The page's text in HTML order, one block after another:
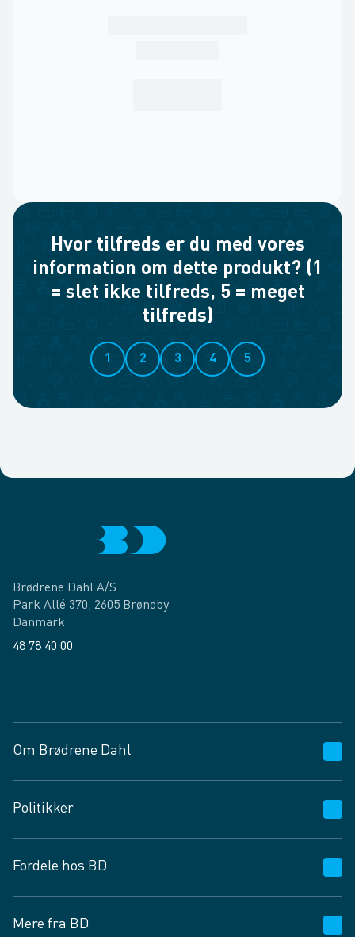
Hvor tilfreds er du med vores
information om dette produkt? (1
= slet ikke tilfreds, 5 = meget
tilfreds)
1 2 3 4 5
Brødrene Dahl A/S
Park Allé 370, 2605 Brøndby
Danmark
48 78 40 00
Om Brødrene Dahl
Vagttelefon 30 10 89 89
Spørgsmål og svar
Job og karriere
Fødevarekontrolrapport
Politikker
Privatlivspolitik
Cookies
Vilkår og betingelser
Fordele hos BD
BD app
Mere fra BD